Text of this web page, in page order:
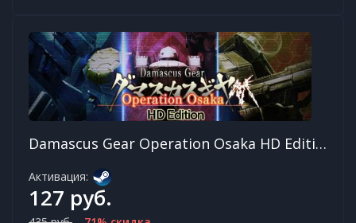
Damascus Gear Operation Osaka HD Edition
Активация:
127 руб.